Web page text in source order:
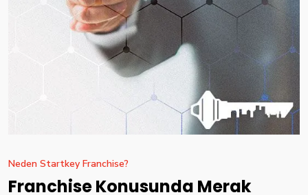
Neden Startkey Franchise?
Franchise Konusunda Merak